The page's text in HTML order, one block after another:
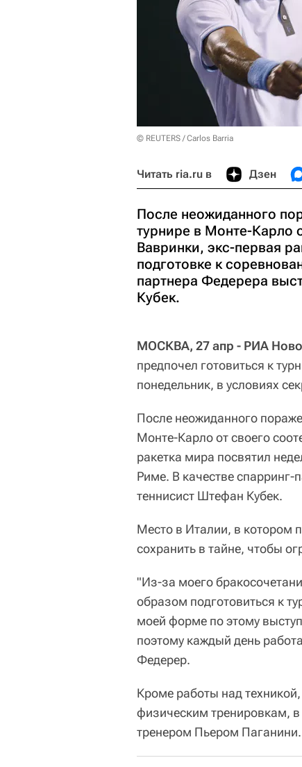
© REUTERS / Carlos Barria
Читать ria.ru в Дзен
После неожиданного
турнире в Монте-Карло
Вавринки, экс-первая
подготовке к
партнера Федерера
Кубек.
МОСКВА, 27 апр - РИА
предпочел готовиться к
понедельник, в условиях
После неожиданного
Монте-Карло от своего
ракетка мира посвятил
Риме. В качестве спарринг-
теннисист Штефан Кубек.
Место в Италии, в котором
сохранить в тайне, чтобы
"Из-за моего
образом подготовиться к
моей форме по этому
поэтому каждый день
Федерер.
Кроме работы над
физическим тренировкам, в
тренером Пьером Паганини.